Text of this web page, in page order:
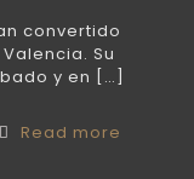
convertido
Su
y en […]
Read more